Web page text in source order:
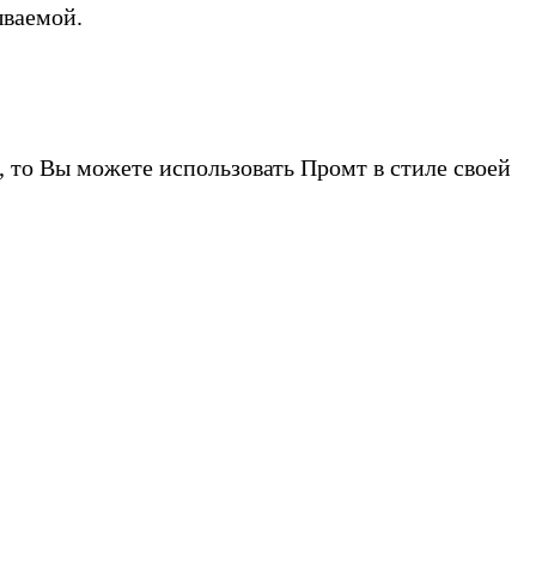
Вы можете использовать Промт в стиле своей